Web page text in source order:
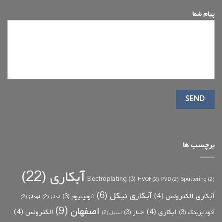
پیام شما
برچسب ها
Electroplating (3) HVOF(2) PVD(2) Sputtering (2) آبکاری (22)
آبکاری الکترولس (4) آبکاری نیکل (6) آلومینیوم (3) آندایز (2) آنودایز (2)
آنودایزینگ (3) ابکاری (4) اخبار (3) استیل(2) اصفهان (9) الکترولس (4)